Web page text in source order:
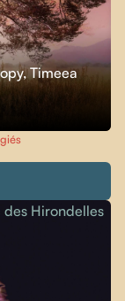
Timeea
des Hirondelles